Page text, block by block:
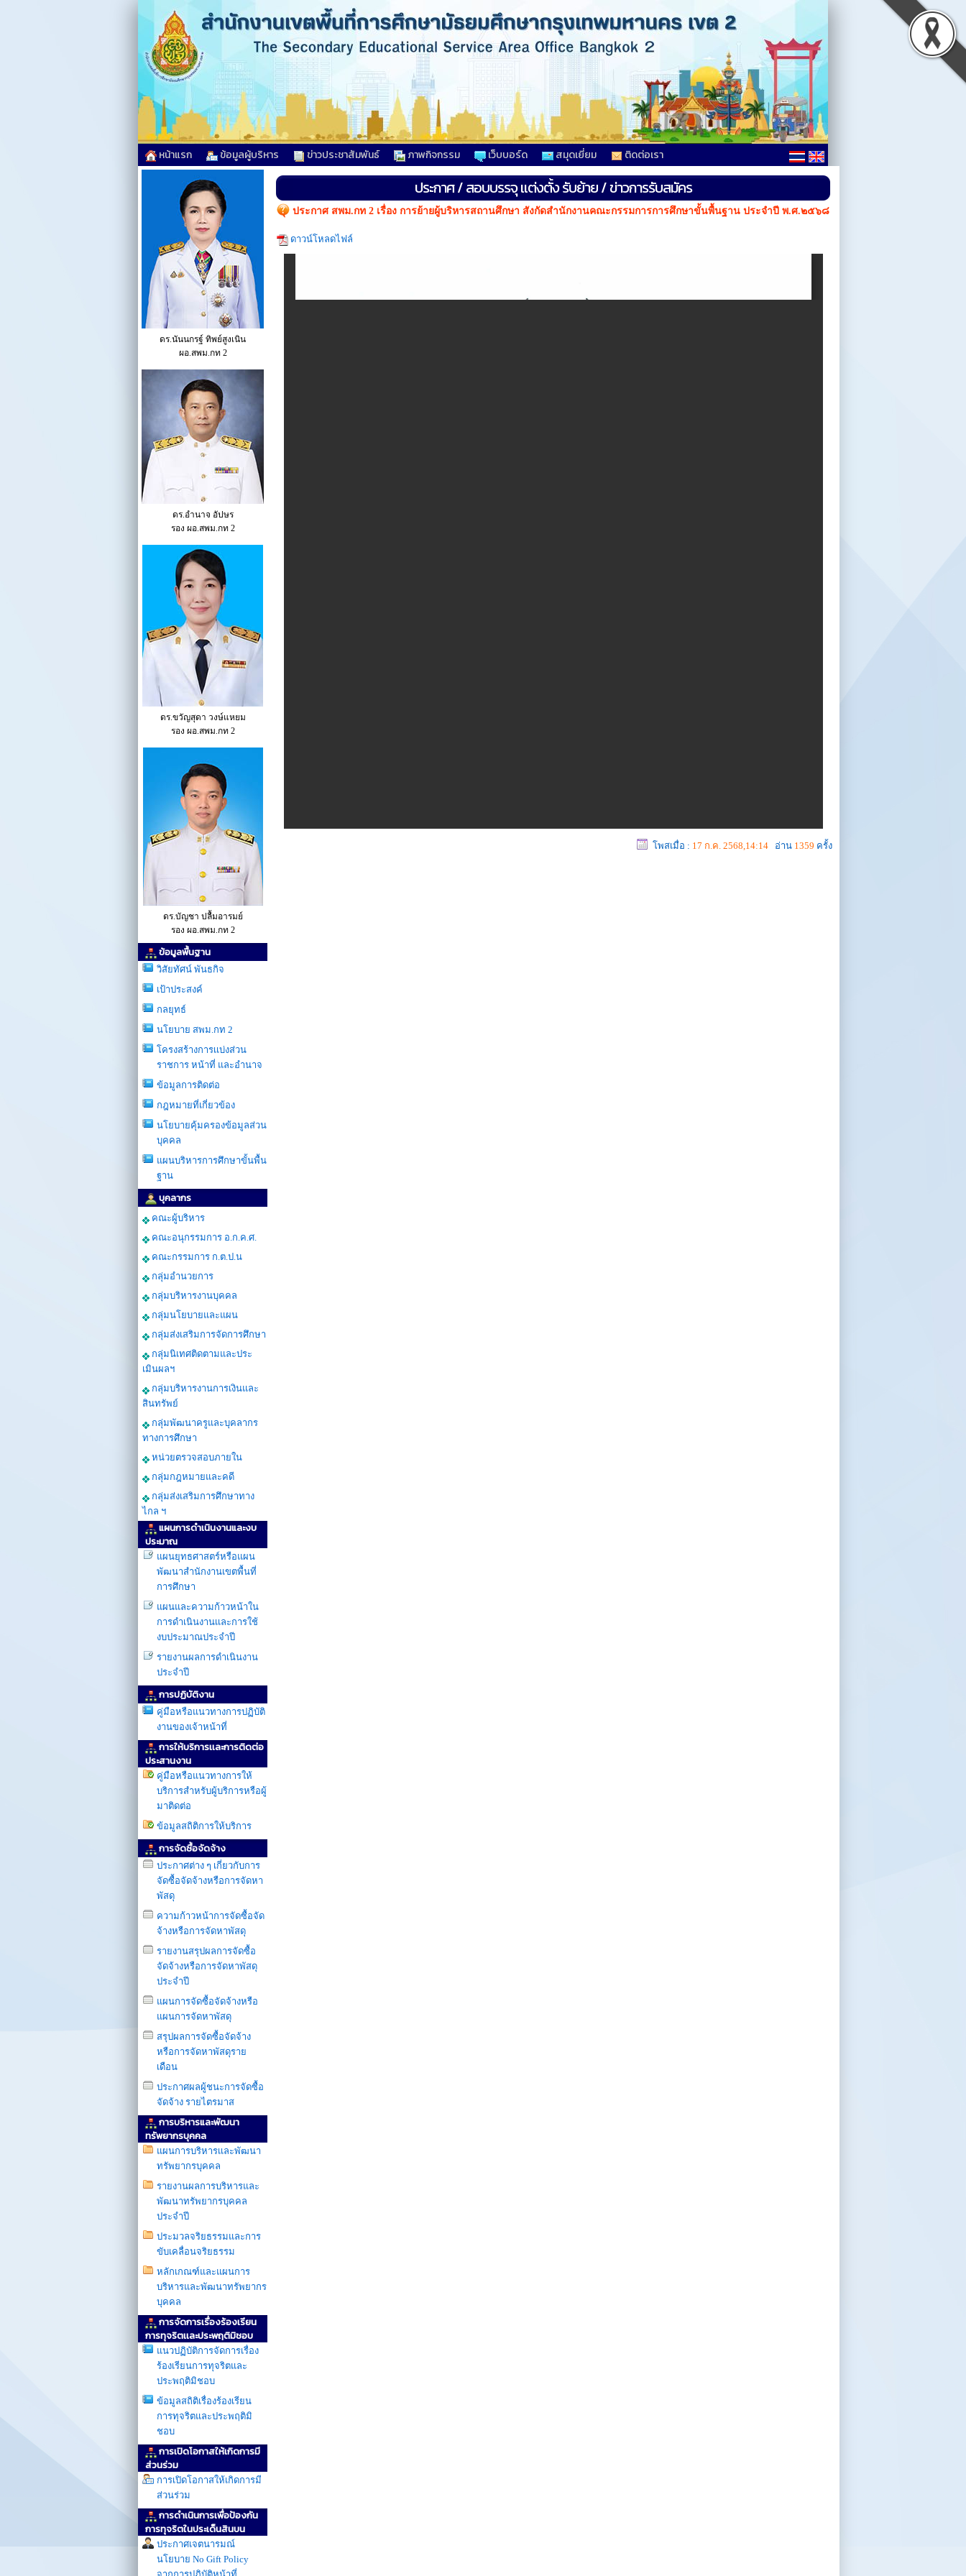
หน้าแรก ข้อมูลผู้บริหาร ข่าวประชาสัมพันธ์ ภาพกิจกรรม เว็บบอร์ด สมุดเยี่ยม ติดต่อเรา
ดร.นันนกรฐ์ ทิพย์สูงเนิน
ผอ.สพม.กท 2
ดร.อำนาจ อัปษร
รอง ผอ.สพม.กท 2
ดร.ขวัญสุดา วงษ์แหยม
รอง ผอ.สพม.กท 2
ดร.บัญชา ปลื้มอารมย์
รอง ผอ.สพม.กท 2
ข้อมูลพื้นฐาน
วิสัยทัศน์ พันธกิจ
เป้าประสงค์
กลยุทธ์
นโยบาย สพม.กท 2
โครงสร้างการเเบ่งส่วน
ราชการ หน้าที่ และอำนาจ
ข้อมูลการติดต่อ
กฎหมายที่เกี่ยวข้อง
นโยบายคุ้มครองข้อมูลส่วน
บุคคล
แผนบริหารการศึกษาขั้นพื้น
ฐาน
บุคลากร
คณะผู้บริหาร
คณะอนุกรรมการ อ.ก.ค.ศ.
คณะกรรมการ ก.ต.ป.น
กลุ่มอำนวยการ
กลุ่มบริหารงานบุคคล
กลุ่มนโยบายและแผน
กลุ่มส่งเสริมการจัดการศึกษา
กลุ่มนิเทศติดตามและประ
เมินผลฯ
กลุ่มบริหารงานการเงินและ
สินทรัพย์
กลุ่มพัฒนาครูและบุคลากร
ทางการศึกษา
หน่วยตรวจสอบภายใน
กลุ่มกฎหมายและคดี
กลุ่มส่งเสริมการศึกษาทาง
ไกล ฯ
แผนการดำเนินงานและงบ
ประมาณ
แผนยุทธศาสตร์หรือแผน
พัฒนาสำนักงานเขตพื้นที่
การศึกษา
แผนและความก้าวหน้าใน
การดำเนินงานเเละการใช้
งบประมาณประจำปี
รายงานผลการดำเนินงาน
ประจำปี
การปฏิบัติงาน
คู่มือหรือแนวทางการปฏิบัติ
งานของเจ้าหน้าที่
การให้บริการเเละการติดต่อ
ประสานงาน
คู่มือหรือแนวทางการให้
บริการสำหรับผู้บริการหรือผู้
มาติดต่อ
ข้อมูลสถิติการให้บริการ
การจัดซื้อจัดจ้าง
ประกาศต่าง ๆ เกี่ยวกับการ
จัดซื้อจัดจ้างหรือการจัดหา
พัสดุ
ความก้าวหน้าการจัดซื้อจัด
จ้างหรือการจัดหาพัสดุ
รายงานสรุปผลการจัดซื้อ
จัดจ้างหรือการจัดหาพัสดุ
ประจำปี
แผนการจัดซื้อจัดจ้างหรือ
แผนการจัดหาพัสดุ
สรุปผลการจัดซื้อจัดจ้าง
หรือการจัดหาพัสดุราย
เดือน
ประกาศผลผู้ชนะการจัดซื้อ
จัดจ้าง รายไตรมาส
การบริหารและพัฒนา
ทรัพยากรบุคคล
แผนการบริหารเเละพัฒนา
ทรัพยากรบุคคล
รายงานผลการบริหารและ
พัฒนาทรัพยากรบุคคล
ประจำปี
ประมวลจริยธรรมและการ
ขับเคลื่อนจริยธรรม
หลักเกณฑ์และแผนการ
บริหารและพัฒนาทรัพยากร
บุคคล
การจัดการเรื่องร้องเรียน
การทุจริตเเละประพฤติมิชอบ
แนวปฏิบัติการจัดการเรื่อง
ร้องเรียนการทุจริตและ
ประพฤติมิชอบ
ข้อมูลสถิติเรื่องร้องเรียน
การทุจริตและประพฤติมิ
ชอบ
การเปิดโอกาสให้เกิดการมี
ส่วนร่วม
การเปิดโอกาสให้เกิดการมี
ส่วนร่วม
การดำเนินการเพื่อป้องกัน
การทุจริตในประเด็นสินบน
ประกาศเจตนารมณ์
นโยบาย No Gift Policy
ประกาศ / สอบบรรจุ เเต่งตั้ง รับย้าย / ข่าวการรับสมัคร
ประกาศ สพม.กท 2 เรื่อง การย้ายผู้บริหารสถานศึกษา สังกัดสำนักงานคณะกรรมการการศึกษาขั้นพื้นฐาน ประจำปี พ.ศ.๒๕๖๘
ดาวน์โหลดไฟล์
โพสเมื่อ : 17 ก.ค. 2568,14:14 อ่าน 1359 ครั้ง